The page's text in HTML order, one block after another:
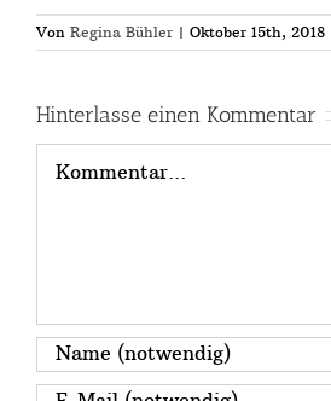
Von Regina Bühler | Oktober 15th, 2018
Hinterlasse einen Kommentar
Kommentar